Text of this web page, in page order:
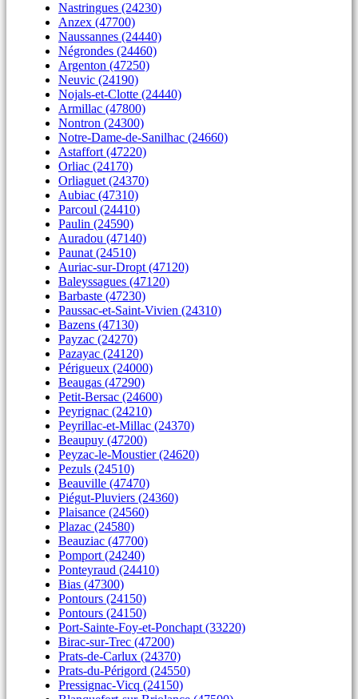
Nastringues (24230)
Anzex (47700)
Naussannes (24440)
Négrondes (24460)
Argenton (47250)
Neuvic (24190)
Nojals-et-Clotte (24440)
Armillac (47800)
Nontron (24300)
Notre-Dame-de-Sanilhac (24660)
Astaffort (47220)
Orliac (24170)
Orliaguet (24370)
Aubiac (47310)
Parcoul (24410)
Paulin (24590)
Auradou (47140)
Paunat (24510)
Auriac-sur-Dropt (47120)
Baleyssagues (47120)
Barbaste (47230)
Paussac-et-Saint-Vivien (24310)
Bazens (47130)
Payzac (24270)
Pazayac (24120)
Périgueux (24000)
Beaugas (47290)
Petit-Bersac (24600)
Peyrignac (24210)
Peyrillac-et-Millac (24370)
Beaupuy (47200)
Peyzac-le-Moustier (24620)
Pezuls (24510)
Beauville (47470)
Piégut-Pluviers (24360)
Plaisance (24560)
Plazac (24580)
Beauziac (47700)
Pomport (24240)
Ponteyraud (24410)
Bias (47300)
Pontours (24150)
Pontours (24150)
Port-Sainte-Foy-et-Ponchapt (33220)
Birac-sur-Trec (47200)
Prats-de-Carlux (24370)
Prats-du-Périgord (24550)
Pressignac-Vicq (24150)